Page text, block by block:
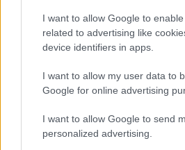
I want to allow Google to
related to advertising like
device identifiers in apps.
I want to allow my user data to
Google for online advertising
I want to allow Google to send
personalized advertising.